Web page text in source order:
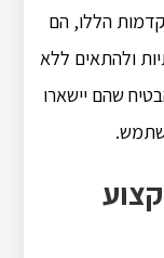
הללו, הם
ולהתאים ללא
שהם יישארו